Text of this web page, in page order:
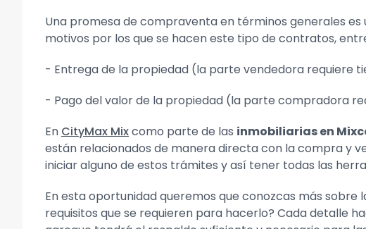
Una promesa de compraventa en términos generales
motivos por los que se hacen este tipo de contratos,
- Entrega de la propiedad (la parte vendedora requiere
- Pago del valor de la propiedad (la parte compradora
En CityMax Mixcomo parte de las inmobiliarias en
están relacionados de manera directa con la compra y
iniciar alguno de estos trámites y así tener todas las
En esta oportunidad queremos que conozcas más
requisitos que se requieren para hacerlo? Cada detalle